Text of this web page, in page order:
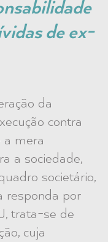
de ex-
da
contra
a mera
a sociedade,
societário,
responda por
trata-se de
cuja